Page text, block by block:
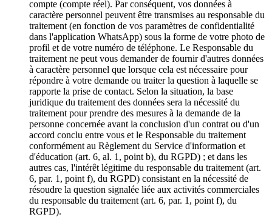
compte (compte réel). Par conséquent, vos données à
caractère personnel peuvent être transmises au responsable du
traitement (en fonction de vos paramètres de confidentialité
dans l'application WhatsApp) sous la forme de votre photo de
profil et de votre numéro de téléphone. Le Responsable du
traitement ne peut vous demander de fournir d'autres données
à caractère personnel que lorsque cela est nécessaire pour
répondre à votre demande ou traiter la question à laquelle se
rapporte la prise de contact. Selon la situation, la base
juridique du traitement des données sera la nécessité du
traitement pour prendre des mesures à la demande de la
personne concernée avant la conclusion d'un contrat ou d'un
accord conclu entre vous et le Responsable du traitement
conformément au Règlement du Service d'information et
d'éducation (art. 6, al. 1, point b), du RGPD) ; et dans les
autres cas, l'intérêt légitime du responsable du traitement (art.
6, par. 1, point f), du RGPD) consistant en la nécessité de
résoudre la question signalée liée aux activités commerciales
du responsable du traitement (art. 6, par. 1, point f), du
RGPD).